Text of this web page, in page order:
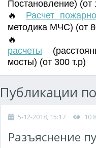
Постановление) (от
🔥 Расчет
методика МЧС) (от
расчеты (
мосты) (от 300 т.р)
Публикации
5-12-2018, 15:17 10
Разъяснение